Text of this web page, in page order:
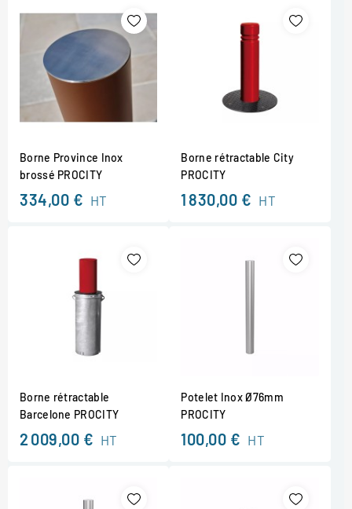
Borne Province Inox
brossé PROCITY
334,00 € HT
Borne rétractable City
PROCITY
1 830,00 € HT
Borne rétractable
Barcelone PROCITY
2 009,00 € HT
Potelet Inox Ø76mm
PROCITY
100,00 € HT